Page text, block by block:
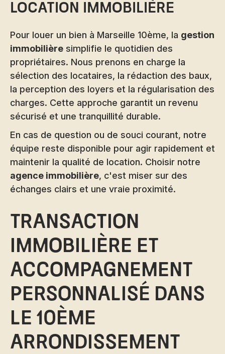
location immobilière
Pour louer un bien à Marseille 10ème, la gestion
immobilière simplifie le quotidien des
propriétaires. Nous prenons en charge la
sélection des locataires, la rédaction des baux,
la perception des loyers et la régularisation des
charges. Cette approche garantit un revenu
sécurisé et une tranquillité durable.
En cas de question ou de souci courant, notre
équipe reste disponible pour agir rapidement et
maintenir la qualité de location. Choisir notre
agence immobilière, c'est miser sur des
échanges clairs et une vraie proximité.
Transaction
immobilière et
accompagnement
personnalisé dans
le 10ème
arrondissement